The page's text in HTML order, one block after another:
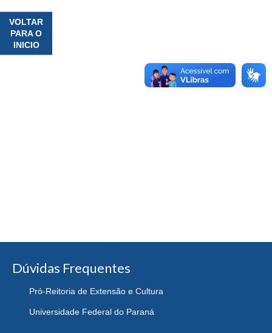
VOLTAR
PARA O
INICIO
Dúvidas Frequentes
Pró-Reitoria de Extensão e Cultura
Universidade Federal do Paraná